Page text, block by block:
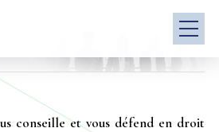
conseille et vous défend en droit